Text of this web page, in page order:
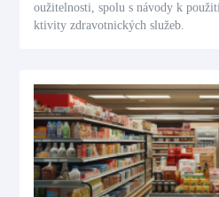
oužitelnosti, spolu s návody k
ktivity zdravotnických služeb.